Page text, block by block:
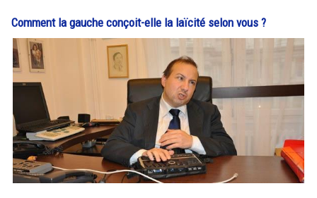
Comment la gauche conçoit-elle la laïcité selon vous ?